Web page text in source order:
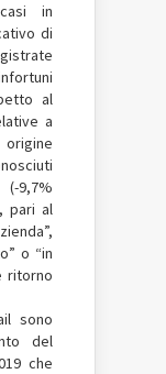
in
di
al
a
9,7%
pari al
o “in
ritorno
sono
del
che